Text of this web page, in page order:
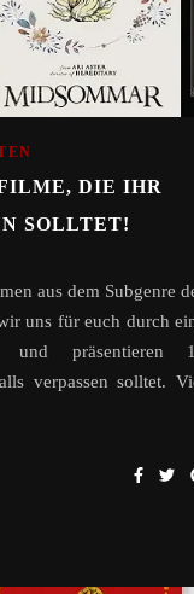
DIE IHR
SOLLTET!
aus dem Subgenre
uns für euch durch
präsentieren
verpassen solltet.